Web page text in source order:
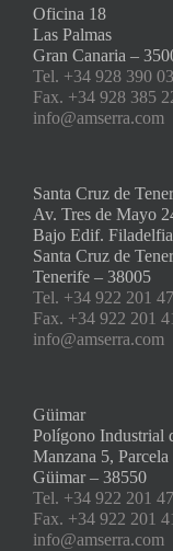
Oficina 18
Las Palmas
Gran Canaria –
Tel. +34 928 390
Fax. +34 928 385
info@amserra.com
Santa Cruz de
Av. Tres de Mayo
Bajo Edif. Filadelfia
Santa Cruz de
Tenerife – 38005
Tel. +34 922 201
Fax. +34 922 201
info@amserra.com
Güimar
Polígono Industrial
Manzana 5, Parcela
Güimar – 38550
Tel. +34 922 201
Fax. +34 922 201
info@amserra.com